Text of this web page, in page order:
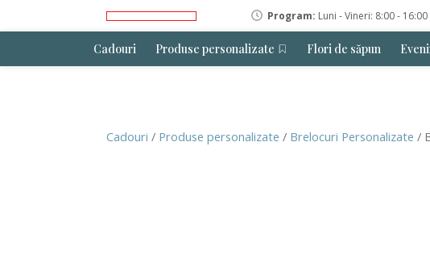
Program: Luni - Vineri: 8:00 - 16:00
Cadouri Produse personalizate Flori de săpun
Cadouri / Produse personalizate / Brelocuri Personalizate /